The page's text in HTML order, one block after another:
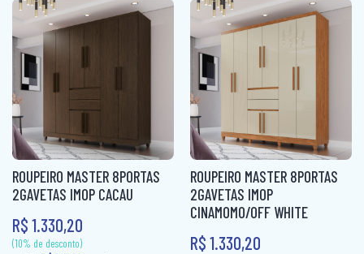
ROUPEIRO MASTER 8PORTAS
2GAVETAS IMOP CACAU
R$ 1.330,20
ROUPEIRO MASTER 8PORTAS
2GAVETAS IMOP
CINAMOMO/OFF WHITE
R$ 1.330,20